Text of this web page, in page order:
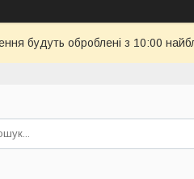
будуть оброблені з 10:00